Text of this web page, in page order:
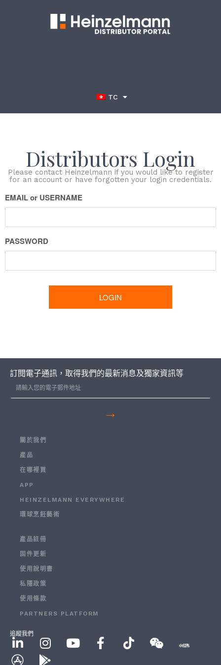
TC
Distributors Login
Please contact Heinzelmann if you would like to register
for an account or have forgotten your login credentials.
EMAIL or USERNAME
PASSWORD
訂閱電子通訊，取得我們的最新消息及獨家資訊等
→
關於我們
產品
在哪裡買
APP
HEINZELMANN EVERYWHERE
環球烹飪藝術
產品註冊
固件更新
使用說明書
私隱政策
使用條款
PARTNERS PLATFORM
追蹤我們